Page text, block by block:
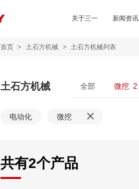
关于三一 新闻资讯
首页 > 土石方机械 > 土石方机械列表
土石方机械 全部 微挖 2
电动化 微挖
共有2个产品